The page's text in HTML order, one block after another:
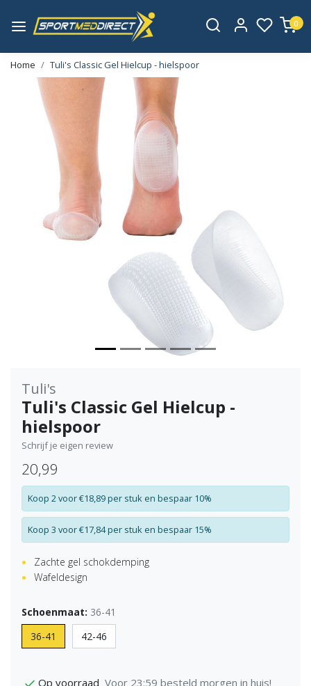
0
Home Tuli's Classic Gel Hielcup - hielspoor
Vorige
Tuli's
Tuli's Classic Gel Hielcup -
hielspoor
Schrijf je eigen review
20,99
Koop 2 voor €18,89 per stuk en bespaar 10%
Koop 3 voor €17,84 per stuk en bespaar 15%
Zachte gel schokdemping
Wafeldesign
Schoenmaat: 36-41
36-41
42-46
Op voorraad Voor 23:59 besteld morgen in huis!